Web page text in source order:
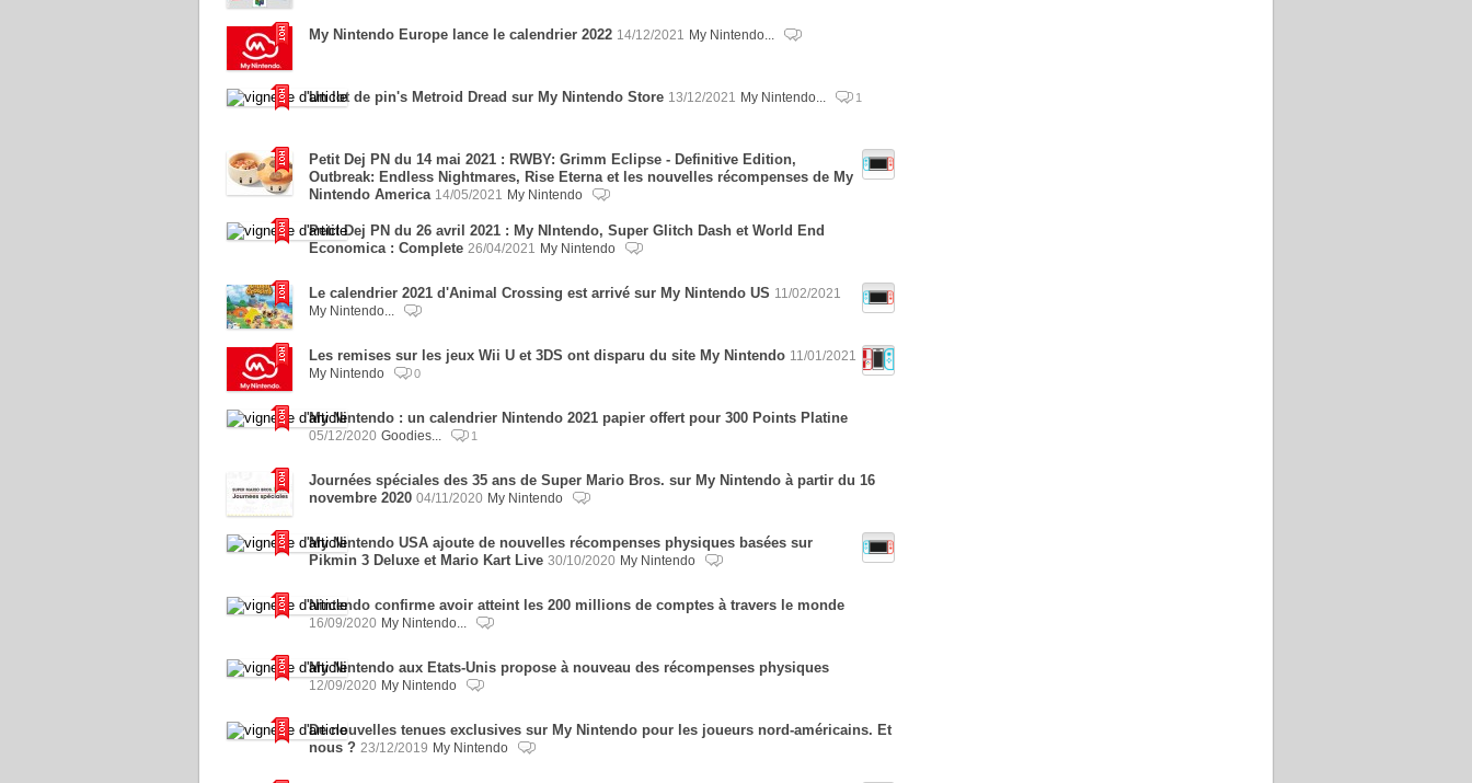
My Nintendo Europe lance le calendrier 2022 14/12/2021 My Nintendo...
Un lot de pin's Metroid Dread sur My Nintendo Store 13/12/2021 My Nintendo... 1
Petit Dej PN du 14 mai 2021 : RWBY: Grimm Eclipse - Definitive Edition,
Outbreak: Endless Nightmares, Rise Eterna et les nouvelles récompenses de My
Nintendo America 14/05/2021 My Nintendo
Petit Dej PN du 26 avril 2021 : My NIntendo, Super Glitch Dash et World End
Economica : Complete 26/04/2021 My Nintendo
Le calendrier 2021 d'Animal Crossing est arrivé sur My Nintendo US 11/02/2021
My Nintendo...
Les remises sur les jeux Wii U et 3DS ont disparu du site My Nintendo 11/01/2021
My Nintendo
0
My Nintendo : un calendrier Nintendo 2021 papier offert pour 300 Points Platine
05/12/2020 Goodies... 1
Journées spéciales des 35 ans de Super Mario Bros. sur My Nintendo à partir du 16
novembre 2020 04/11/2020 My Nintendo
My Nintendo USA ajoute de nouvelles récompenses physiques basées sur
Pikmin 3 Deluxe et Mario Kart Live 30/10/2020 My Nintendo
Nintendo confirme avoir atteint les 200 millions de comptes à travers le monde
16/09/2020 My Nintendo...
My Nintendo aux Etats-Unis propose à nouveau des récompenses physiques
12/09/2020 My Nintendo
De nouvelles tenues exclusives sur My Nintendo pour les joueurs nord-américains. Et
nous ? 23/12/2019 My Nintendo